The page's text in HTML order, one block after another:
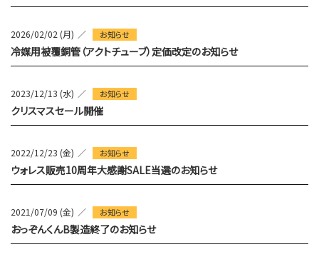
2026/02/02 (月) お知らせ
冷媒用被覆銅管（アクトチューブ）定価改定のお知らせ
2023/12/13 (水) お知らせ
クリスマスセール開催
2022/12/23 (金) お知らせ
ウォレス販売10周年大感謝SALE当選のお知らせ
2021/07/09 (金) お知らせ
おっぞんくんB製造終了のお知らせ